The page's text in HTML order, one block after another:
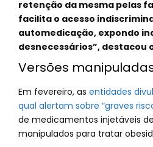
retenção da mesma pelas
facilita o acesso
automedicação, expondo
desnecessários”, destacou
Versões
Em fevereiro, as entidades
qual alertam sobre “graves
de medicamentos injetáveis
manipulados para tratar